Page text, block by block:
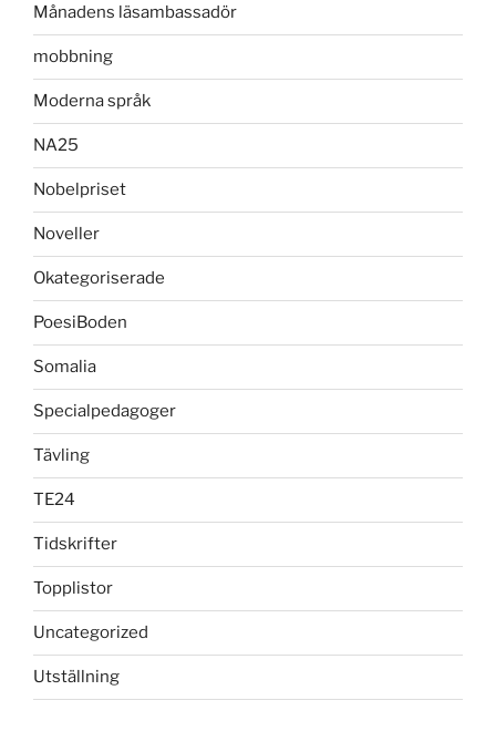
Månadens läsambassadör
mobbning
Moderna språk
NA25
Nobelpriset
Noveller
Okategoriserade
PoesiBoden
Somalia
Specialpedagoger
Tävling
TE24
Tidskrifter
Topplistor
Uncategorized
Utställning